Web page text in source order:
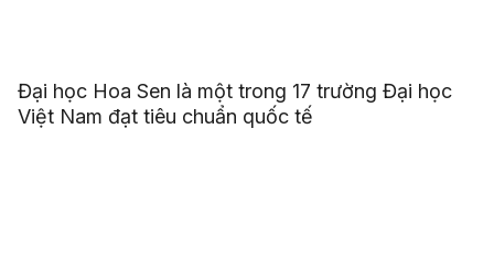
Đại học Hoa Sen là một trong 17 trường Đại học
Việt Nam đạt tiêu chuẩn quốc tế